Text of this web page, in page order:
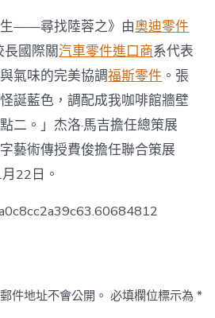
生——尋找陸蓉之》由奧迪零件
長國際關汽車零件進口商系代表
氣味的完美協調福斯零件 。張
誕藍色，調配成我咖啡館牆壁
二。」杰洛·馬吉擔任總策展
藝術傳授費俊擔任聯合策展
22日。
件地址不會公開。 必填欄位標示為*